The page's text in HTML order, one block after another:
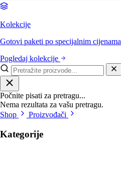
Kolekcije
Gotovi paketi po specijalnim cijenama
Pogledaj kolekcije
Počnite pisati za pretragu...
Nema rezultata za vašu pretragu.
Shop
Proizvođači
Kategorije